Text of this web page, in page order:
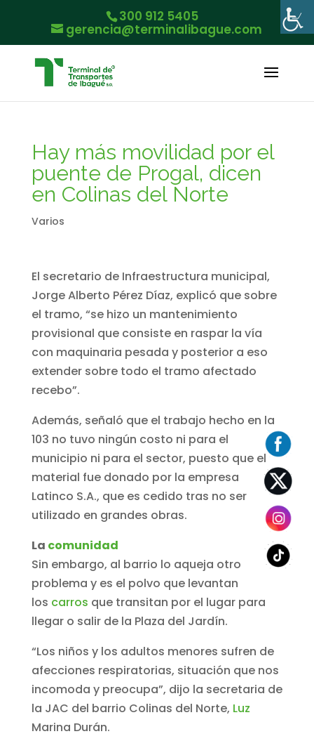
300 912 5405
gerencia@terminalibague.com
Hay más movilidad por el
puente de Progal, dicen
en Colinas del Norte
Varios
El secretario de Infraestructura municipal,
Jorge Alberto Pérez Díaz, explicó que sobre
el tramo, “se hizo un mantenimiento
provisional que consiste en raspar la vía
con maquinaria pesada y posterior a eso
extender sobre todo el tramo afectado
recebo”.
Además, señaló que el trabajo hecho en la
103 no tuvo ningún costo ni para el
municipio ni para el sector, puesto que el
material fue donado por la empresa
Latinco S.A., que es cedido tras no ser
utilizado en grandes obras.
La comunidad
Sin embargo, al barrio lo aqueja otro
problema y es el polvo que levantan
los carros que transitan por el lugar para
llegar o salir de la Plaza del Jardín.
“Los niños y los adultos menores sufren de
afecciones respiratorias, situación que nos
incomoda y preocupa”, dijo la secretaria de
la JAC del barrio Colinas del Norte, Luz
Marina Durán.